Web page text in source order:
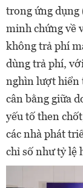
trong ứng dụng
minh chứng về
không trả phí
dùng trả phí,
nghìn lượt hiển
cân bằng giữa
yếu tố then
các nhà phát
chỉ số như tỷ lệ